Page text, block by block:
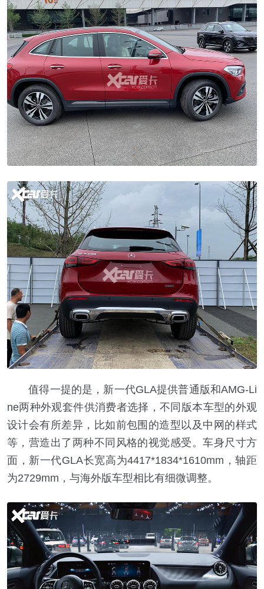
值得一提的是，新一代GLA提供普通版和AMG-Li
ne两种外观套件供消费者选择，不同版本车型的外观
设计会有所差异，比如前包围的造型以及中网的样式
等，营造出了两种不同风格的视觉感受。车身尺寸方
面，新一代GLA长宽高为4417*1834*1610mm，轴距
为2729mm，与海外版车型相比有细微调整。